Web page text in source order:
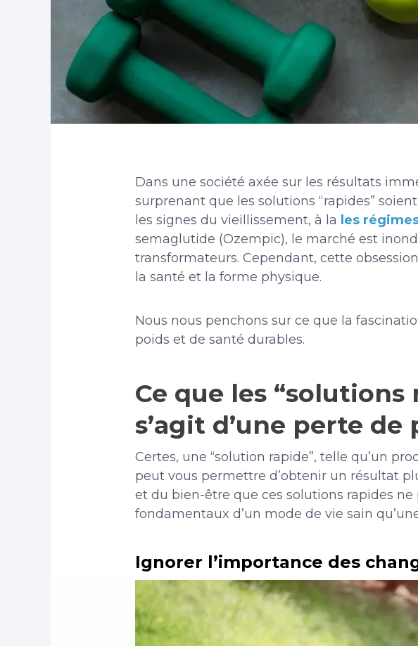
Dans une société axée sur les résultats
surprenant que les solutions “rapides”
les signes du vieillissement, à la les
semaglutide (Ozempic), le marché est
transformateurs. Cependant, cette
la santé et la forme physique.
Nous nous penchons sur ce que la
poids et de santé durables.
Ce que les “solutions
s’agit d’une perte
Certes, une “solution rapide”, telle qu’un
peut vous permettre d’obtenir un résultat
et du bien-être que ces solutions rapides
fondamentaux d’un mode de vie sain
Ignorer l’importance des